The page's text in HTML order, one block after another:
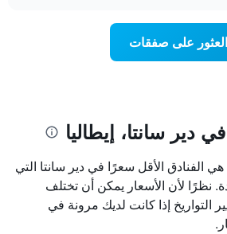
العثور على صفقات
دير سانتا، إيطاليا
الفنادق الأقل سعرًا في دير سانتا التي
نظرًا لأن الأسعار يمكن أن تختلف
التواريخ إذا كانت لديك مرونة في